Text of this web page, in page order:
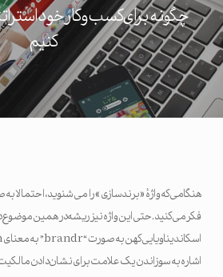
چگونه برای کسب و کار خود
کنیم
هنگامی که واژۀ «‌ برندسازی » را می شنوید، احتمالا
فکر می کنید. حتی این واژه نیز ریشه در همین موضوع
اشاره به سوزاندن یک علامت برای نشان دادن مالکیت